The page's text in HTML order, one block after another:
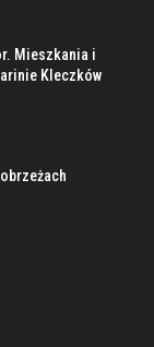
Mieszkania i
Kleczków